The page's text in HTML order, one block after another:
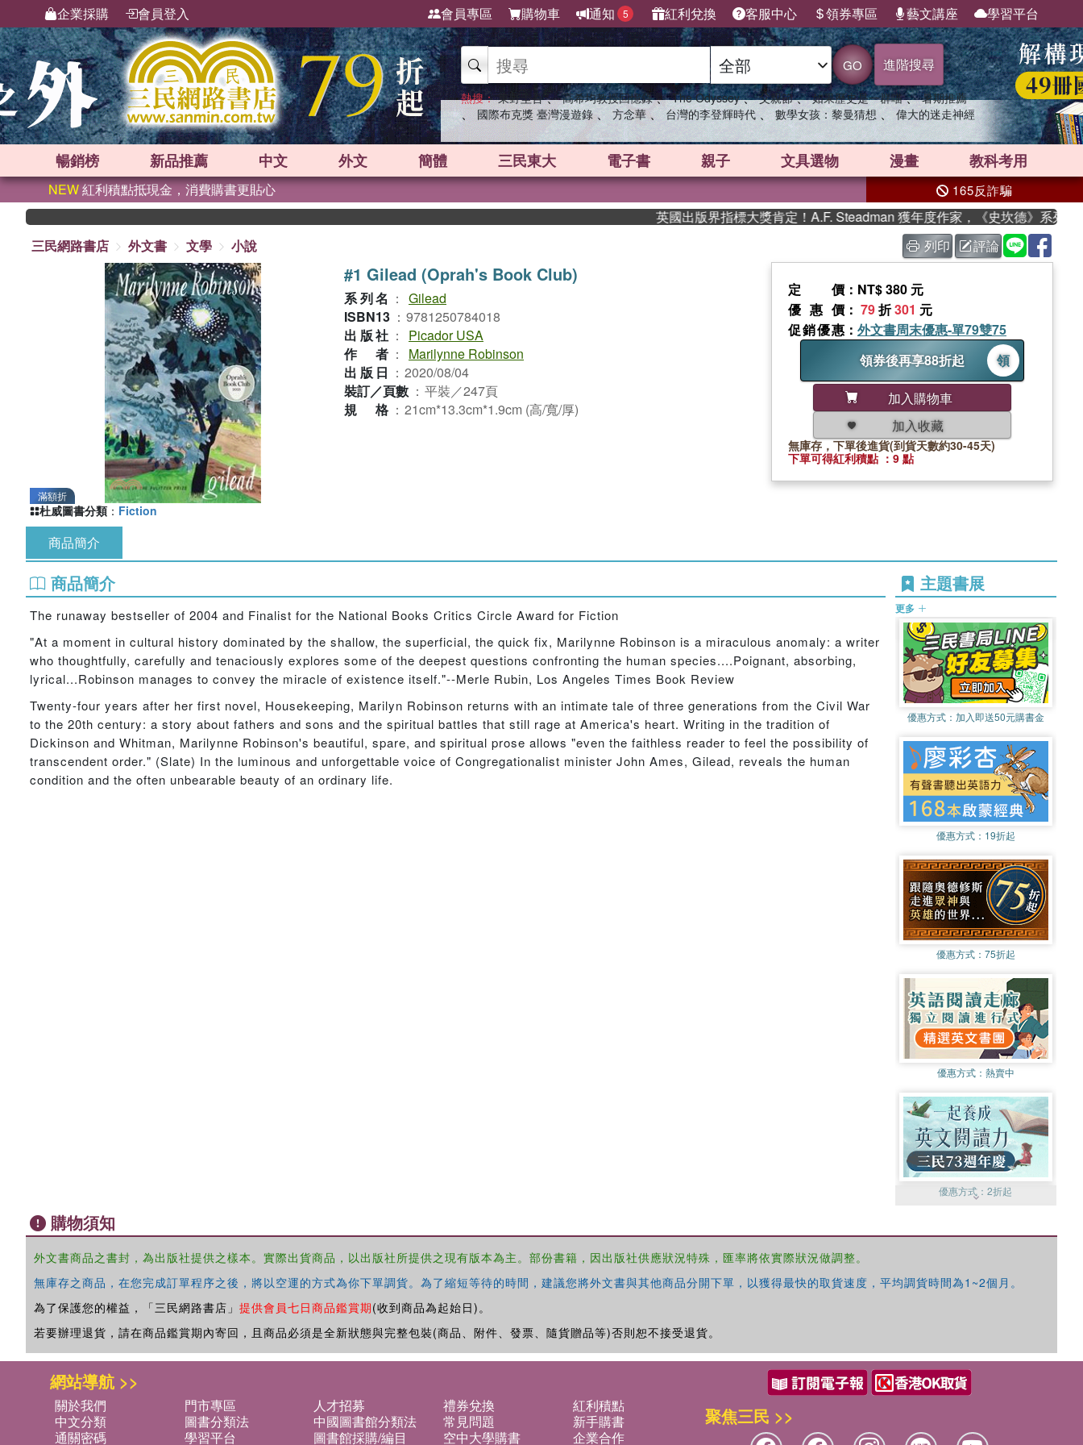
企業採購 會員登入 會員專區 購物車 通知 5 紅利兌換 客服中心 領券專區 藝文講座 學習平台
GO 進階搜尋
熱搜： 東野圭吾 、 高希均教授回憶錄 、 The Odyssey 、 父親節 、 如果歷史是一群喵 、 暑期推薦
、 國際布克獎 臺灣漫遊錄 、 方念華 、 台灣的李登輝時代 、 數學女孩：黎曼猜想 、 偉大的迷走神經
暢銷榜 新品推薦 中文 外文 簡體 三民東大 電子書 親子 文具選物 漫畫 教科考用
NEW紅利積點抵現金，消費購書更貼心 165反詐騙
英國出版界指標大獎肯定！A.F. Steadman 獲年度作家，《史坎德》系列帶你踏
三民網路書店
外文書 文學 小說 列印 評論
滿額折
#1 Gilead (Oprah's Book Club)
系列名 ： Gilead
ISBN13 ： 9781250784018
出版社 ：
Picador USA
作者 ：
Marilynne Robinson
出版日 ： 2020/08/04
裝訂／頁數 ： 平裝／247頁
規格 ： 21cm*13.3cm*1.9cm (高/寬/厚)
定價 ：NT$ 380 元
優惠價 ： 79折301 元
促銷優惠 ： 外文書周末優惠-單79雙75
領券後再享88折起
領
加入購物車
加入收藏
無庫存，下單後進貨(到貨天數約30-45天)
下單可得紅利積點 ：9 點
杜威圖書分類 ： Fiction
商品簡介
商品簡介
The runaway bestseller of 2004 and Finalist for the National Books Critics Circle Award for Fiction
"At a moment in cultural history dominated by the shallow, the superficial, the quick fix, Marilynne Robinson is a miraculous anomaly: a writer
who thoughtfully, carefully and tenaciously explores some of the deepest questions confronting the human species....Poignant, absorbing,
lyrical...Robinson manages to convey the miracle of existence itself."--Merle Rubin, Los Angeles Times Book Review
Twenty-four years after her first novel, Housekeeping, Marilyn Robinson returns with an intimate tale of three generations from the Civil War
to the 20th century: a story about fathers and sons and the spiritual battles that still rage at America's heart. Writing in the tradition of
Dickinson and Whitman, Marilynne Robinson's beautiful, spare, and spiritual prose allows "even the faithless reader to feel the possibility of
transcendent order." (Slate) In the luminous and unforgettable voice of Congregationalist minister John Ames, Gilead, reveals the human
condition and the often unbearable beauty of an ordinary life.
主題書展
更多
優惠方式： 加入即送50元購書金
優惠方式： 19折起
優惠方式： 75折起
優惠方式： 熱賣中
優惠方式：2折起
購物須知
外文書商品之書封，為出版社提供之樣本。實際出貨商品，以出版社所提供之現有版本為主。部份書籍，因出版社供應狀況特殊，匯率將依實際狀況做調整。
無庫存之商品，在您完成訂單程序之後，將以空運的方式為你下單調貨。為了縮短等待的時間，建議您將外文書與其他商品分開下單，以獲得最快的取貨速度，平均調貨時間為1~2個月。
為了保護您的權益，「三民網路書店」 提供會員七日商品鑑賞期(收到商品為起始日)。
若要辦理退貨，請在商品鑑賞期內寄回，且商品必須是全新狀態與完整包裝(商品、附件、發票、隨貨贈品等)否則恕不接受退貨。
網站導航 >>
關於我們 門市專區 人才招募 禮券兌換
紅利積點
中文分類
圖書分類法 中國圖書館分類法 常見問題
新手購書
通關密碼
學習平台 圖書館採購/編目 空中大學購書
企業合作
聚焦三民 >>